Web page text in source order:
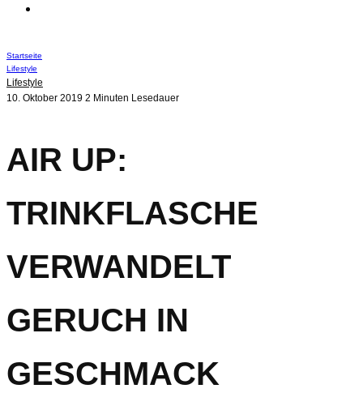
Startseite
Lifestyle
Lifestyle
10. Oktober 2019 2 Minuten Lesedauer
AIR UP:
TRINKFLASCHE
VERWANDELT
GERUCH IN
GESCHMACK